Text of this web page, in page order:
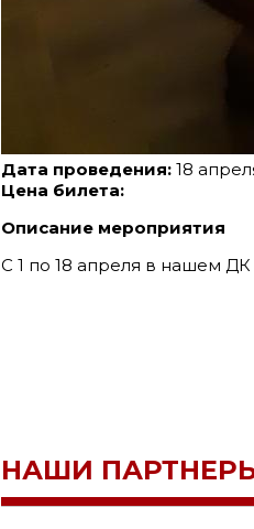
Дата проведения: 18
Цена билета:
Описание мероприятия
С 1 по 18 апреля в нашем ДК
НАШИ